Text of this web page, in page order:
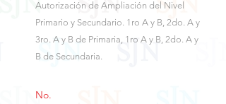
Autorización de Ampliación del Nivel
Primario y Secundario. 1ro A y B, 2do. A y
3ro. A y B de Primaria, 1ro A y B, 2do. A y
B de Secundaria.
No.